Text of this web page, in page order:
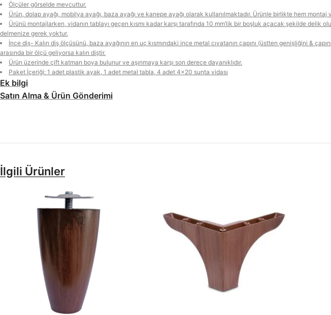
Ölçüler görselde mevcuttur.
Ürün, dolap ayağı, mobilya ayağı, baza ayağı ve kanepe ayağı olarak kullanılmaktadır. Ürünle birlikte hem
Ürünü montajlarken, vidanın tablayı geçen kısmı kadar karşı tarafında 10 mm’lik bir boşluk açacak şekilde
delmenize gerek yoktur.
İnce diş- Kalın diş ölçüsünü, baza ayağının en uç kısmındaki ince metal cıvatanın çapını (üstten genişliğini &
arasında bir ölçü geliyorsa kalın diştir.
Ürün üzerinde çift katman boya bulunur ve aşınmaya karşı son derece dayanıklıdır.
Paket İçeriği: 1 adet plastik ayak, 1 adet metal tabla, 4 adet 4×20 sunta vidası
Ek bilgi
Satın Alma & Ürün Gönderimi
İlgili Ürünler